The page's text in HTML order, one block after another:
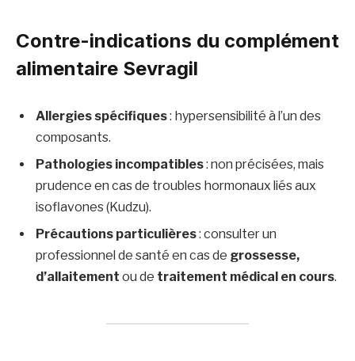
Contre-indications du complément
alimentaire Sevragil
Allergies spécifiques: hypersensibilité à l’un des
composants.
Pathologies incompatibles: non précisées, mais
prudence en cas de troubles hormonaux liés aux
isoflavones (Kudzu).
Précautions particulières: consulter un
professionnel de santé en cas de grossesse,
d’allaitement ou de traitement médical en cours.